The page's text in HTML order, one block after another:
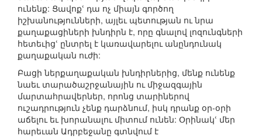
ունենք: Ցավոքՙ դա ոչ միայն գործող
իշխանությունների, այլեւ պետության ու նրա
քաղաքացիների խնդիրն է, որը գնալով լոզունգների
հետեւիցՙ ընտրել է կառավարելու անընդունակ
քաղաքական ուժի:
Բացի ներքաղաքական խնդիրներից, մենք ունենք
նաեւ տարածաշրջանային ու միջազգային
մարտահրավերներ, որոնց տարիներով
ուշադրություն չենք դարձնում, իսկ դրանք օր-օրի
աճելու եւ խորանալու միտում ունեն: Օրինակՙ մեր
հարեւան Ադրբեջանը գտնվում է